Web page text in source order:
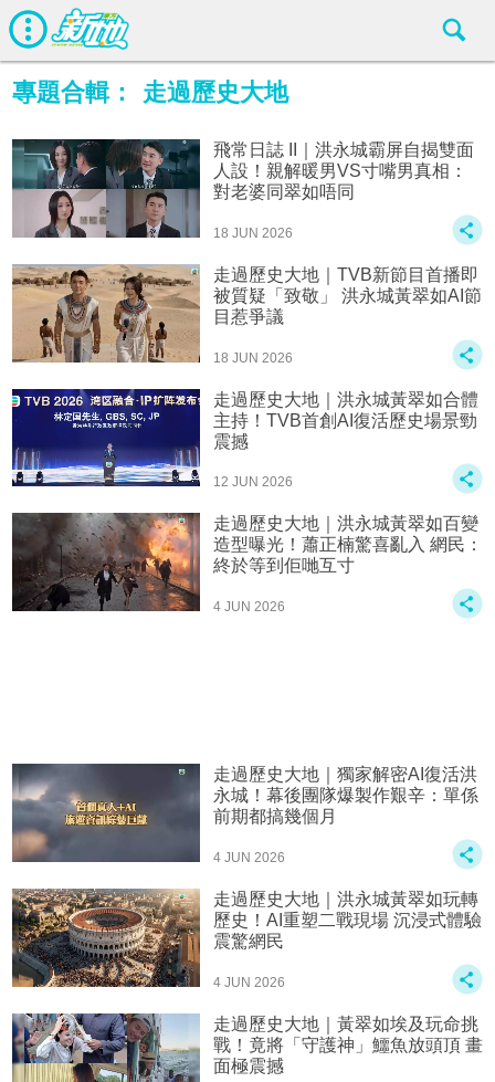
專題合輯： 走過歷史大地
飛常日誌 II｜洪永城霸屏自揭雙面
人設！親解暖男VS寸嘴男真相：
對老婆同翠如唔同
18 JUN 2026
走過歷史大地｜TVB新節目首播即
被質疑「致敬」 洪永城黃翠如AI節
目惹爭議
18 JUN 2026
走過歷史大地｜洪永城黃翠如合體
主持！TVB首創AI復活歷史場景勁
震撼
12 JUN 2026
走過歷史大地｜洪永城黃翠如百變
造型曝光！蕭正楠驚喜亂入 網民：
終於等到佢哋互寸
4 JUN 2026
走過歷史大地｜獨家解密AI復活洪
永城！幕後團隊爆製作艱辛：單係
前期都搞幾個月
4 JUN 2026
走過歷史大地｜洪永城黃翠如玩轉
歷史！AI重塑二戰現場 沉浸式體驗
震驚網民
4 JUN 2026
走過歷史大地｜黃翠如埃及玩命挑
戰！竟將「守護神」鱷魚放頭頂 畫
面極震撼